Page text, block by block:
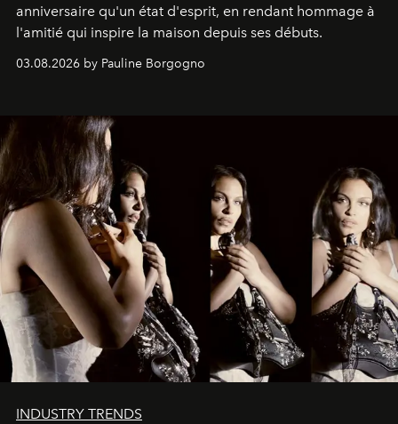
anniversaire qu'un état d'esprit, en rendant hommage à
l'amitié qui inspire la maison depuis ses débuts.
03.08.2026 by Pauline Borgogno
INDUSTRY TRENDS